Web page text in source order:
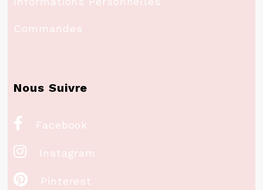
Commandes
Nous Suivre
 Facebook
 Instagram
 Pinterest